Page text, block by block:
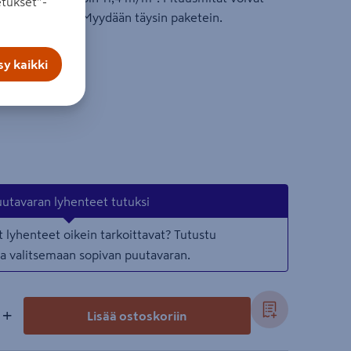
kaupasta. Myydään täysin paketein.
lyhenteet tutuksi
lyhenteet oikein tarkoittavat? Tutustu
valitsemaan sopivan puutavaran.
+ Lisää ostoskoriin
kaikki